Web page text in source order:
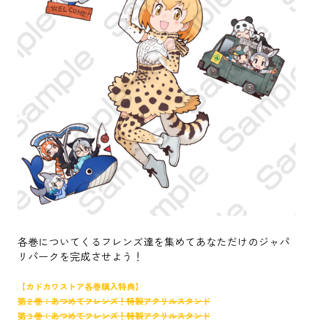
各巻についてくるフレンズ達を集めてあなただけのジャパ
リパークを完成させよう！
【カドカワストア各巻購入特典】
第２巻：あつめてフレンズ！特製アクリルスタンド
第３巻：あつめてフレンズ！特製アクリルスタンド